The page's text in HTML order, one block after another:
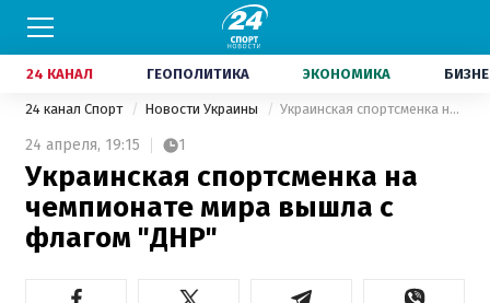
24 КАНАЛ ГЕОПОЛИТИКА ЭКОНОМИКА
24 канал Спорт Новости Украины Украинская спортсменка на чемпионате мира вышла с флагом "ДНР"
24 апреля, 19:15 1
Украинская спортсменка на
чемпионате мира вышла с
флагом "ДНР"